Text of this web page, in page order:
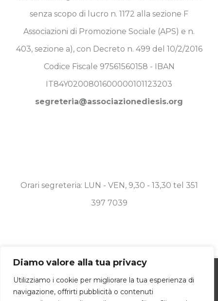
Diamo valore alla tua privacy
Utilizziamo i cookie per migliorare la tua esperienza di
navigazione, offrirti pubblicità o contenuti
senza scopo di lucro n. 1172 alla sezione F
Associazioni di Promozione Sociale (APS) e n.
403, sezione a), con Decreto n. 499 del 10/2/2016
Codice Fiscale 97561560158 - IBAN
IT84Y0200801600000101123203
segreteria@associazionediesis.org
Orari segreteria: LUN - VEN, 9,30 - 13,30 tel 351
397 7039
RIGHTS RESERVED | POWERED BYDAMA.COM
tu possa avere la migliore esperienza sul